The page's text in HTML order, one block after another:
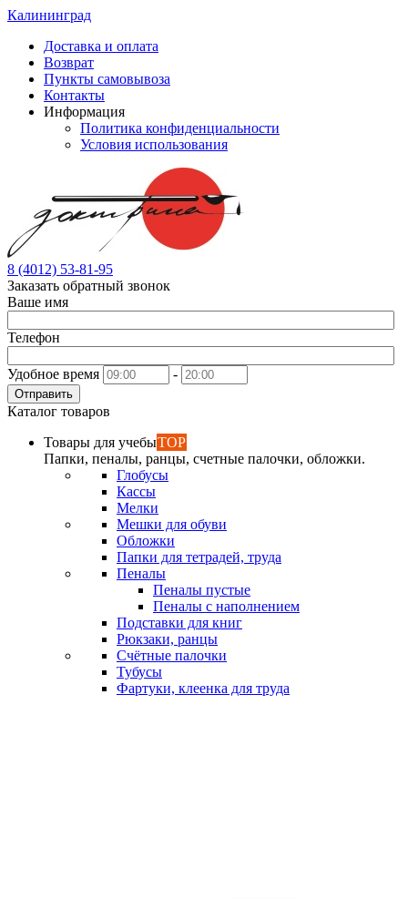
Калининград
Доставка и оплата
Возврат
Пункты самовывоза
Контакты
Информация
Политика конфиденциальности
Условия использования
8 (4012) 53-81-95
Заказать обратный звонок
Ваше имя
Телефон
Удобное время -
Отправить
Каталог товаров
Товары для учебыTOP
Папки, пеналы, ранцы, счетные палочки, обложки.
Глобусы
Кассы
Мелки
Мешки для обуви
Обложки
Папки для тетрадей, труда
Пеналы
Пеналы пустые
Пеналы с наполнением
Подставки для книг
Рюкзаки, ранцы
Счётные палочки
Тубусы
Фартуки, клеенка для труда